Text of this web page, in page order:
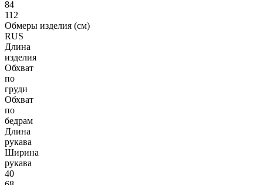
84
112
Обмеры изделия (см)
RUS
Длина
изделия
Обхват
по
груди
Обхват
по
бедрам
Длина
рукава
Ширина
рукава
40